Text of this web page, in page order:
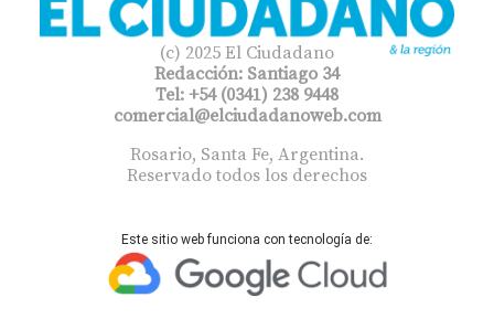
(c) 2025 El Ciudadano
Redacción: Santiago 34
Tel: +54 (0341) 238 9448
comercial@elciudadanoweb.com​
Rosario, Santa Fe, Argentina.
Reservado todos los derechos
Este sitio web funciona con tecnología de: